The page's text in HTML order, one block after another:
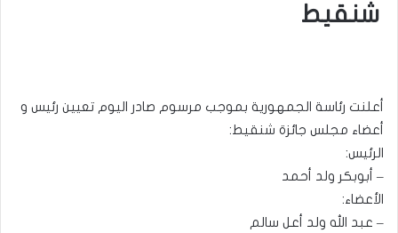
شنقيط
أعلنت رئاسة الجمهورية بموجب مرسوم صادر اليوم تعيين رئيس و
أعضاء مجلس جائزة شنقيط:
الرئيس:
– أبوبكر ولد أحمد
الأعضاء:
– عبد الله ولد أعل سالم